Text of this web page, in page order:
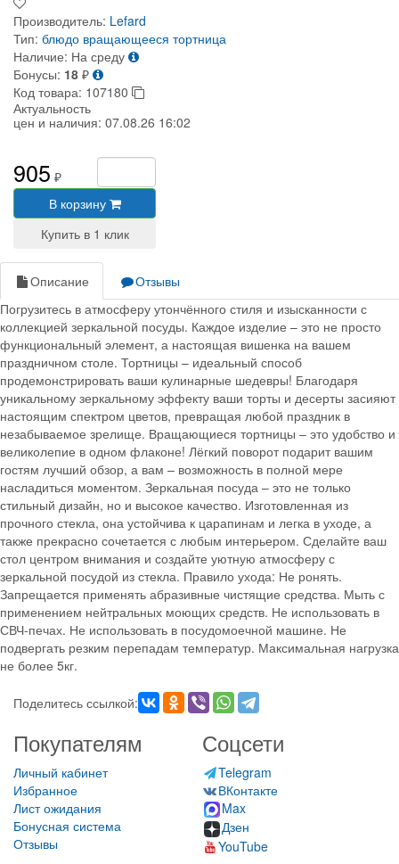
Производитель: Lefard
Тип: блюдо вращающееся тортница
Наличие: На среду
Бонусы: 18 ₽
Код товара: 107180
Актуальность
цен и наличия: 07.08.26 16:02
905 ₽
В корзину
Описание
Отзывы
Погрузитесь в атмосферу утончённого стиля и изысканности с
коллекцией зеркальной посуды. Каждое изделие – это не просто
функциональный элемент, а настоящая вишенка на вашем
праздничном столе. Тортницы – идеальный способ
продемонстрировать ваши кулинарные шедевры! Благодаря
уникальному зеркальному эффекту ваши торты и десерты засияют
настоящим спектром цветов, превращая любой праздник в
незабываемое зрелище. Вращающиеся тортницы – это удобство и
великолепие в одном флаконе! Лёгкий поворот подарит вашим
гостям лучший обзор, а вам – возможность в полной мере
насладиться моментом. Зеркальная посуда – это не только
стильный дизайн, но и высокое качество. Изготовленная из
прочного стекла, она устойчива к царапинам и легка в уходе, а
также прекрасно сочетается с любым интерьером. Сделайте ваш
стол центром внимания и создайте уютную атмосферу с
зеркальной посудой из стекла. Правило ухода: Не ронять.
Запрещается применять абразивные чистящие средства. Мыть с
применением нейтральных моющих средств. Не использовать в
СВЧ-печах. Не использовать в посудомоечной машине. Не
подвергать резким перепадам температур. Максимальная нагрузка
не более 5кг.
Поделитесь ссылкой:
Покупателям
Личный кабинет
Избранное
Лист ожидания
Бонусная система
Отзывы
Соцсети
Telegram
ВКонтакте
Max
Дзен
YouTube